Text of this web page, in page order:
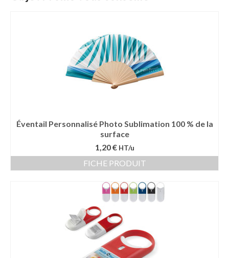
Éventail Personnalisé Photo Sublimation 100 % de la
surface
1,20 € HT/u
FICHE PRODUIT